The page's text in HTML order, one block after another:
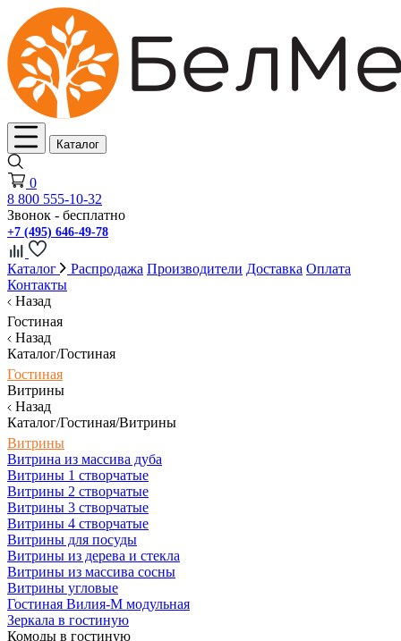
Каталог
0
8 800 555-10-32
Звонок - бесплатно
+7 (495) 646-49-78
Каталог Распродажа Производители Доставка Оплата
Контакты
Назад
Гостиная
Назад
Каталог/Гостиная
Гостиная
Витрины
Назад
Каталог/Гостиная/Витрины
Витрины
Витрина из массива дуба
Витрины 1 створчатые
Витрины 2 створчатые
Витрины 3 створчатые
Витрины 4 створчатые
Витрины для посуды
Витрины из дерева и стекла
Витрины из массива сосны
Витрины угловые
Гостиная Вилия-М модульная
Зеркала в гостиную
Комоды в гостиную